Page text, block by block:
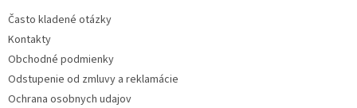
Často kladené otázky
Kontakty
Obchodné podmienky
Odstupenie od zmluvy a reklamácie
Ochrana osobnych udajov